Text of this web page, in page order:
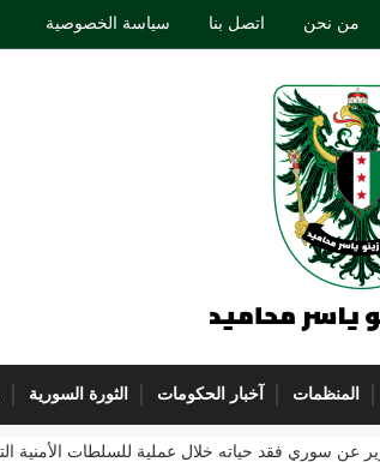
من نحن اتصل بنا سياسة الخصوصية
المنظمات آخبار الحكومات الثورة السورية
التقريبي الحقيقي لكوكب